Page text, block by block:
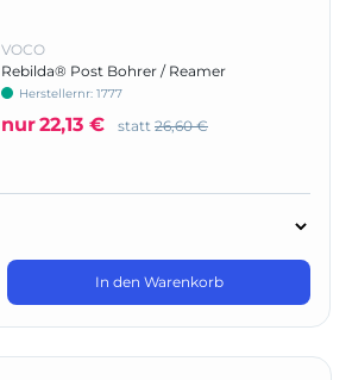
VOCO
Rebilda® Post Bohrer / Reamer
Herstellernr: 1777
nur22,13 € statt 26,60 €
In den Warenkorb